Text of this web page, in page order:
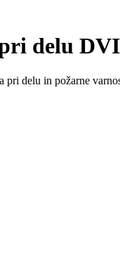
delu
pri delu in požarne